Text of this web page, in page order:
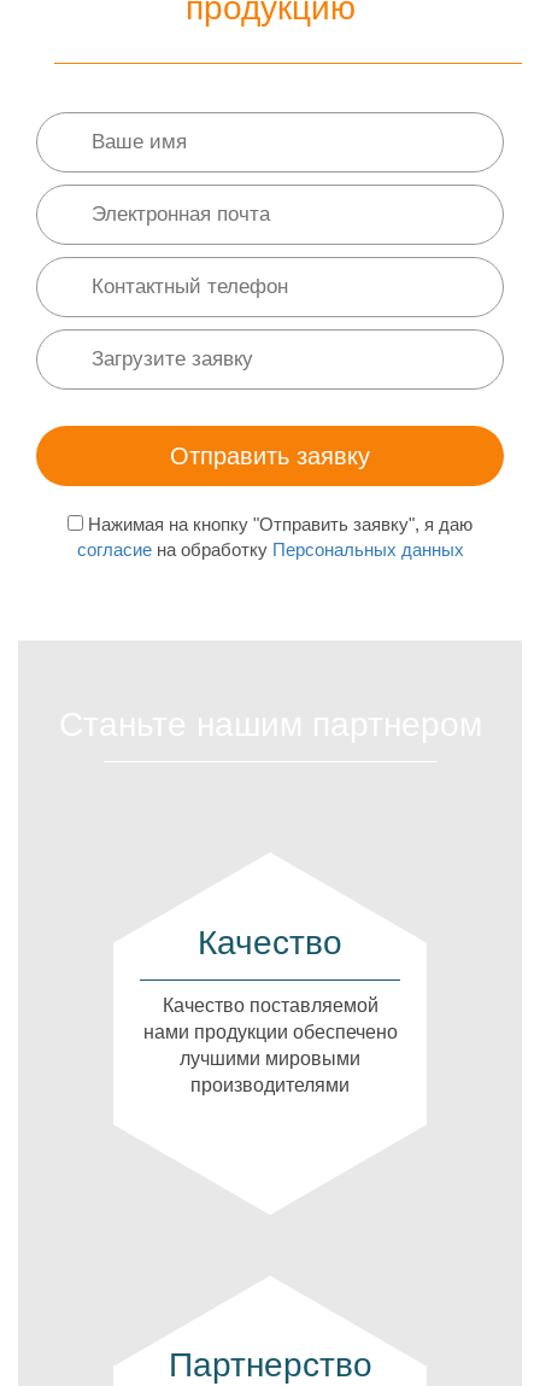
продукцию
Нажимая на кнопку "Отправить заявку", я даю
согласиена обработку Персональных данных
Качество
Качество поставляемой
нами продукции обеспечено
лучшими мировыми
производителями
Партнерство